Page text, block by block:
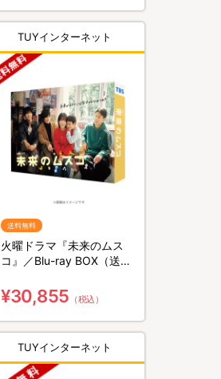
TUYインターネット
送料無料
火曜ドラマ『未来のムス
コ』／Blu-ray BOX（送料
¥30,855 （税込）
TUYインターネット